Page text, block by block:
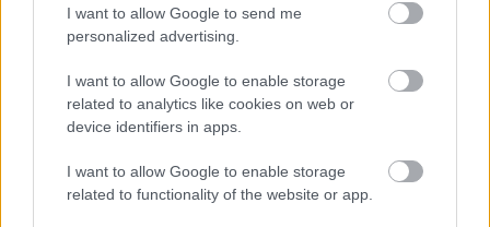
I want to allow Google to send me
personalized advertising.
I want to allow Google to enable storage
related to analytics like cookies on web or
device identifiers in apps.
I want to allow Google to enable storage
related to functionality of the website or app.
Az egykori modell, ma sorozatszínésznő Angie
Harmon sem maradt hűtlen texasi gyökereihez
Fotó: Joe Scarnici / Europress / Getty
Jön még kép!